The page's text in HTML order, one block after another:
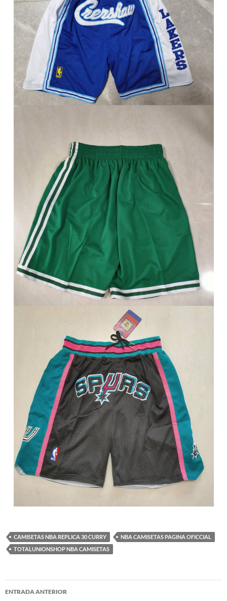
CAMISETAS NBA REPLICA 30 CURRY
NBA CAMISETAS PAGINA OFICCIAL
TOTALUNIONSHOP NBA CAMISETAS
Navegación
ENTRADA ANTERIOR